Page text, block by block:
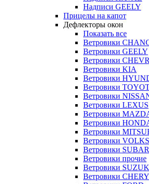
Надписи GEELY
Прицелы на капот
Дефлекторы окон
Показать все
Ветровики
Ветровики GEELY
Ветровики
Ветровики KIA
Ветровики
Ветровики
Ветровики
Ветровики LEXUS
Ветровики
Ветровики
Ветровики
Ветровики
Ветровики
Ветровики прочие
Ветровики
Ветровики CHERY